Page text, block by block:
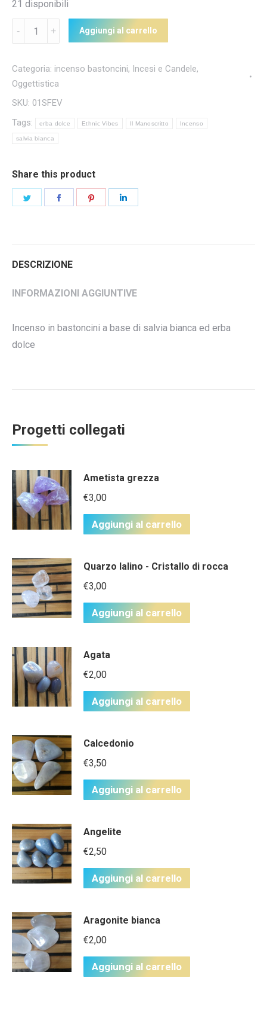
21 disponibili
Quantità
Aggiungi al carrello
Categoria: incenso bastoncini, Incesi e Candele,
Oggettistica
SKU: 01SFEV
Tags:
erba dolce Ethnic Vibes Il Manoscritto Incenso
salvia bianca
Share this product
Condividi Condividi Condividi
DESCRIZIONE
INFORMAZIONI AGGIUNTIVE
Incenso in bastoncini a base di salvia bianca ed erba
dolce
Progetti collegati
Ametista grezza
€3,00
Aggiungi al carrello
Quarzo Ialino - Cristallo di rocca
€3,00
Aggiungi al carrello
Agata
€2,00
Aggiungi al carrello
Calcedonio
€3,50
Aggiungi al carrello
Angelite
€2,50
Aggiungi al carrello
Aragonite bianca
€2,00
Aggiungi al carrello